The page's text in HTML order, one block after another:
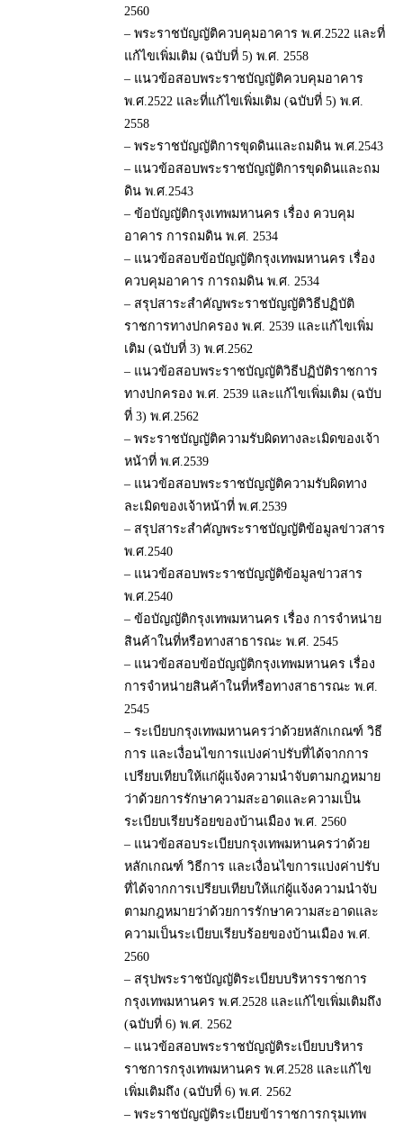
2560
– พระราชบัญญัติควบคุมอาคาร พ.ศ.2522 และที่
แก้ไขเพิ่มเติม (ฉบับที่ 5) พ.ศ. 2558
– แนวข้อสอบพระราชบัญญัติควบคุมอาคาร
พ.ศ.2522 และที่แก้ไขเพิ่มเติม (ฉบับที่ 5) พ.ศ.
2558
– พระราชบัญญัติการขุดดินและถมดิน พ.ศ.2543
– แนวข้อสอบพระราชบัญญัติการขุดดินและถม
ดิน พ.ศ.2543
– ข้อบัญญัติกรุงเทพมหานคร เรื่อง ควบคุม
อาคาร การถมดิน พ.ศ. 2534
– แนวข้อสอบข้อบัญญัติกรุงเทพมหานคร เรื่อง
ควบคุมอาคาร การถมดิน พ.ศ. 2534
– สรุปสาระสำคัญพระราชบัญญัติวิธีปฏิบัติ
ราชการทางปกครอง พ.ศ. 2539 และแก้ไขเพิ่ม
เติม (ฉบับที่ 3) พ.ศ.2562
– แนวข้อสอบพระราชบัญญัติวิธีปฏิบัติราชการ
ทางปกครอง พ.ศ. 2539 และแก้ไขเพิ่มเติม (ฉบับ
ที่ 3) พ.ศ.2562
– พระราชบัญญัติความรับผิดทางละเมิดของเจ้า
หน้าที่ พ.ศ.2539
– แนวข้อสอบพระราชบัญญัติความรับผิดทาง
ละเมิดของเจ้าหน้าที่ พ.ศ.2539
– สรุปสาระสำคัญพระราชบัญญัติข้อมูลข่าวสาร
พ.ศ.2540
– แนวข้อสอบพระราชบัญญัติข้อมูลข่าวสาร
พ.ศ.2540
– ข้อบัญญัติกรุงเทพมหานคร เรื่อง การจำหน่าย
สินค้าในที่หรือทางสาธารณะ พ.ศ. 2545
– แนวข้อสอบข้อบัญญัติกรุงเทพมหานคร เรื่อง
การจำหน่ายสินค้าในที่หรือทางสาธารณะ พ.ศ.
2545
– ระเบียบกรุงเทพมหานครว่าด้วยหลักเกณฑ์ วิธี
การ และเงื่อนไขการแบ่งค่าปรับที่ได้จากการ
เปรียบเทียบให้แก่ผู้แจ้งความนำจับตามกฎหมาย
ว่าด้วยการรักษาความสะอาดและความเป็น
ระเบียบเรียบร้อยของบ้านเมือง พ.ศ. 2560
– แนวข้อสอบระเบียบกรุงเทพมหานครว่าด้วย
หลักเกณฑ์ วิธีการ และเงื่อนไขการแบ่งค่าปรับ
ที่ได้จากการเปรียบเทียบให้แก่ผู้แจ้งความนำจับ
ตามกฎหมายว่าด้วยการรักษาความสะอาดและ
ความเป็นระเบียบเรียบร้อยของบ้านเมือง พ.ศ.
2560
– สรุปพระราชบัญญัติระเบียบบริหารราชการ
กรุงเทพมหานคร พ.ศ.2528 และแก้ไขเพิ่มเติมถึง
(ฉบับที่ 6) พ.ศ. 2562
– แนวข้อสอบพระราชบัญญัติระเบียบบริหาร
ราชการกรุงเทพมหานคร พ.ศ.2528 และแก้ไข
เพิ่มเติมถึง (ฉบับที่ 6) พ.ศ. 2562
– พระราชบัญญัติระเบียบข้าราชการกรุมเทพ